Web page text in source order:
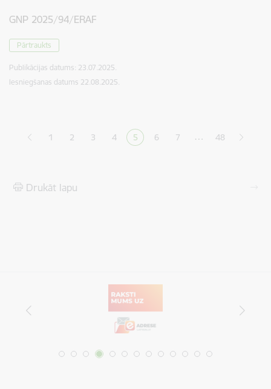
GNP 2025/94/ERAF
Pārtraukts
Publikācijas datums: 23.07.2025.
Iesniegšanas datums 22.08.2025.
1 Lapa
2 Lapa
3 Lapa
4 Pašreizējā lapa
5 Lapa
6 Lapa
7 … 48
Drukāt lapu